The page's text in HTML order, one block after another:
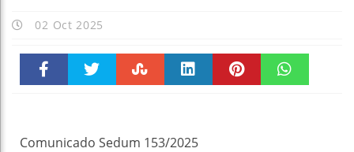
02 Oct 2025
Comunicado Sedum 153/2025